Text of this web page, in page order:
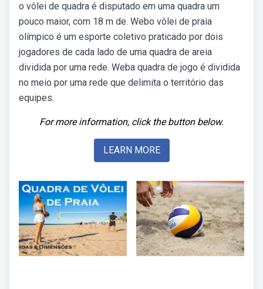
o vôlei de quadra é disputado em uma quadra um
pouco maior, com 18 m de. Webo vôlei de praia
olímpico é um esporte coletivo praticado por dois
jogadores de cada lado de uma quadra de areia
dividida por uma rede. Weba quadra de jogo é dividida
no meio por uma rede que delimita o território das
equipes.
For more information, click the button below.
LEARN MORE